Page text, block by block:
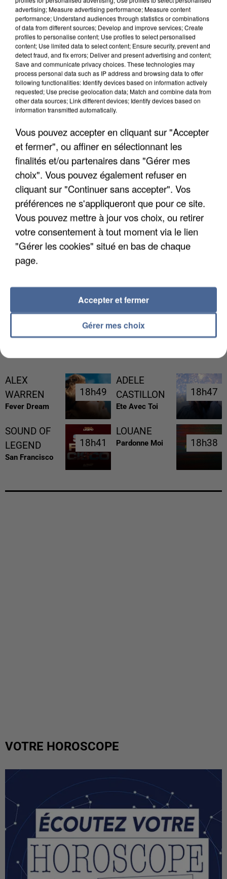
UN SECOND CADRE DE LA DZ MAFIA
INTERPELLÉ EN ALGÉRIE
UNE TOURISTE DE L’OISE EMPORTÉE PAR UNE
COULÉE DE BOUE EN HAUTE-SAVOIE
ALEX
WARREN
Fever Dream
18h49
18h49
ADELE
CASTILLON
Ete Avec Toi
18h47
18h47
SOUND OF
LEGEND
San Francisco
18h41
18h41
LOUANE
Pardonne Moi 18h38
18h38
VOTRE HOROSCOPE
advertising; Measure advertising performance; Measure content
performance; Understand audiences through statistics or combinations
of data from different sources; Develop and improve services; Create
profiles to personalise content; Use profiles to select personalised
content; Use limited data to select content; Ensure security, prevent and
detect fraud, and fix errors; Deliver and present advertising and content;
Save and communicate privacy choices. These technologies may
process personal data such as IP address and browsing data to offer
following functionalities: Identify devices based on information actively
requested; Use precise geolocation data; Match and combine data from
other data sources; Link different devices; Identify devices based on
information transmitted automatically.
Vous pouvez accepter en cliquant sur "Accepter
et fermer", ou affiner en sélectionnant les
finalités et/ou partenaires dans "Gérer mes
choix". Vous pouvez également refuser en
cliquant sur "Continuer sans accepter". Vos
préférences ne s'appliqueront que pour ce site.
Vous pouvez mettre à jour vos choix, ou retirer
votre consentement à tout moment via le lien
"Gérer les cookies" situé en bas de chaque
page.
Gérer mes choix
Accepter et fermer